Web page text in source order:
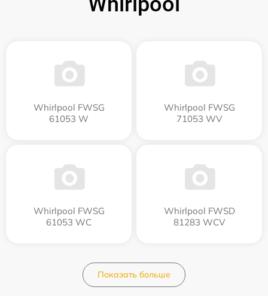
Whirlpool FWSG
61053 W
Whirlpool FWSG
71053 WV
Whirlpool FWSG
61053 WC
Whirlpool FWSD
81283 WCV
Показать больше